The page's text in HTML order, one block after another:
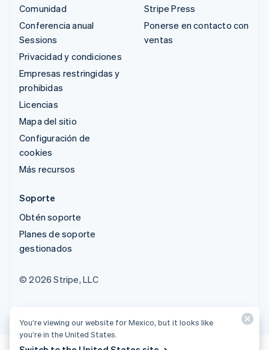
Comunidad
Conferencia anual
Sessions
Privacidad y condiciones
Empresas restringidas y
prohibidas
Licencias
Mapa del sitio
Configuración de
cookies
Más recursos
Stripe Press
Ponerse en contacto con
ventas
Soporte
Obtén soporte
Planes de soporte
gestionados
© 2026 Stripe, LLC
You’re viewing our website for Mexico, but it looks like
you’re in the United States.